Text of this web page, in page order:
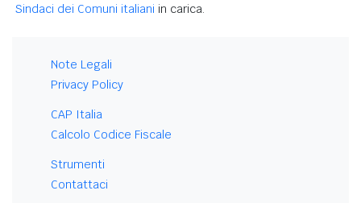
Sindaci dei Comuni italiani in carica.
Note Legali
Privacy Policy
CAP Italia
Calcolo Codice Fiscale
Strumenti
Contattaci